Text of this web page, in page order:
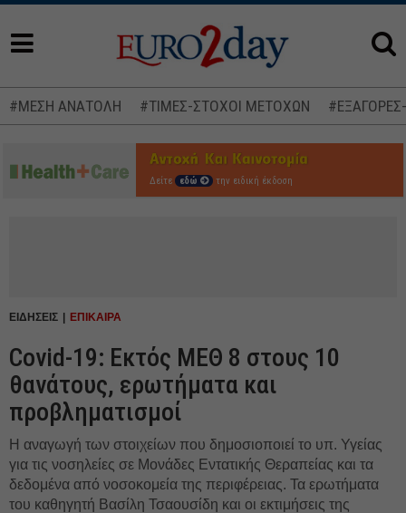
#ΜΕΣΗ ΑΝΑΤΟΛΗ #ΤΙΜΕΣ-ΣΤΟΧΟΙ ΜΕΤΟΧΩΝ
Δείτε εδώ την ειδική έκδοση
ΕΙΔΗΣΕΙΣ ΕΠΙΚΑΙΡΑ
Covid-19: Εκτός ΜΕΘ 8 στους 10
θανάτους, ερωτήματα και
προβληματισμοί
Η αναγωγή των στοιχείων που δημοσιοποιεί το υπ. Υγείας
για τις νοσηλείες σε Μονάδες Εντατικής Θεραπείας και τα
δεδομένα από νοσοκομεία της περιφέρειας. Τα ερωτήματα
του καθηγητή Βασίλη Τσαουσίδη και οι εκτιμήσεις της